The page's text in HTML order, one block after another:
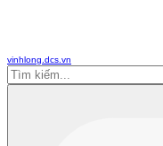
vinhlong.dcs.vn